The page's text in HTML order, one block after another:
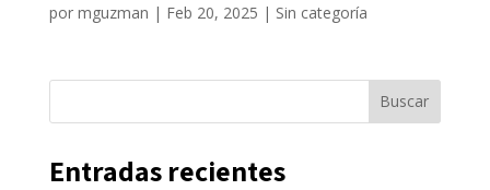
por mguzman | Feb 20, 2025 | Sin categoría
Buscar
Entradas recientes